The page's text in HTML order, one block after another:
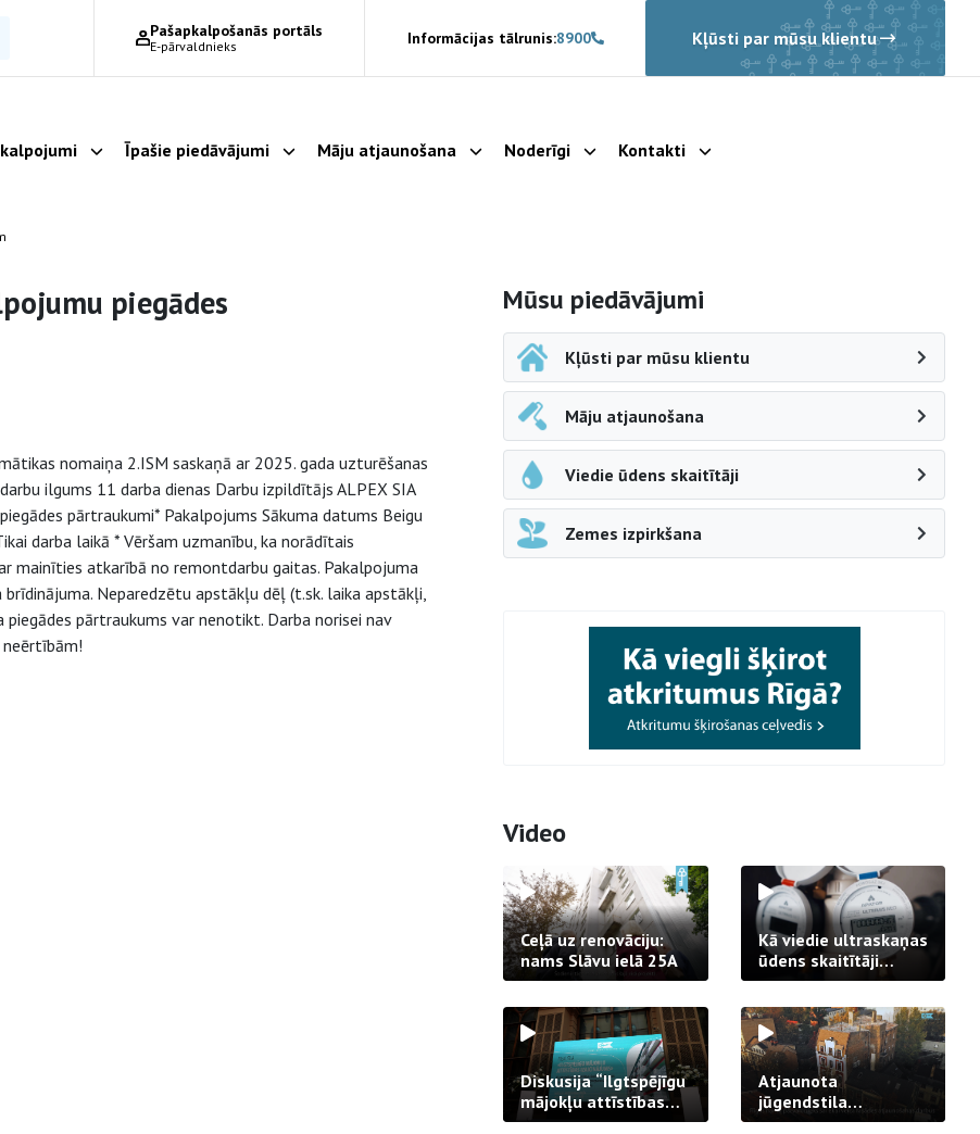
Pašapkalpošanās portāls
E-pārvaldnieks Informācijas tālrunis:8900 Kļūsti par mūsu klientu
Parādīt apakšizvēlni
Īpašie piedāvājumi Parādīt apakšizvēlni
Māju atjaunošana Parādīt apakšizvēlni
Noderīgi Parādīt apakšizvēlni
Kontakti Parādīt apakšizvēlni
piegādes
nomaiņa 2.ISM saskaņā ar 2025. gada uzturēšanas
ilgums 11 darba dienas Darbu izpildītājs ALPEX SIA
pārtraukumi* Pakalpojums Sākuma datums Beigu
darba laikā * Vēršam uzmanību, ka norādītais
mainīties atkarībā no remontdarbu gaitas. Pakalpojuma
Neparedzētu apstākļu dēļ (t.sk. laika apstākļi,
pārtraukums var nenotikt. Darba norisei nav
Sāna navigācija
Mūsu piedāvājumi
Kļūsti par mūsu klientu
Māju atjaunošana
Viedie ūdens skaitītāji
Zemes izpirkšana
Video
Ceļā uz renovāciju:
nams Slāvu ielā 25A
Kā viedie ultraskaņas
ūdens skaitītāji
strādā praksē
Diskusija “Ilgtspējīgu
mājokļu attīstības
izaicinājums”
Atjaunota
jūgendstila
arhitektūras pērles